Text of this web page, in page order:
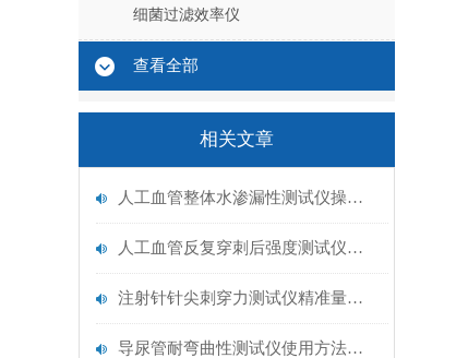
细菌过滤效率仪
查看全部
相关文章
人工血管整体水渗漏性测试仪操作中最容易出错的步骤
人工血管反复穿刺后强度测试仪是什么？透析患者的“生命管“质量靠它把关！
注射针针尖刺穿力测试仪精准量化针尖锋利度，构筑临床安全防线
导尿管耐弯曲性测试仪使用方法与操作规范